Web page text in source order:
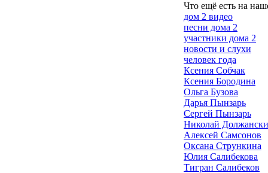
Что ещё есть на
дом 2 видео
песни дома 2
участники дома 2
новости и слухи
человек года
Ксения Собчак
Ксения Бородина
Ольга Бузова
Дарья Пынзарь
Сергей Пынзарь
Николай
Алексей Самсонов
Оксана Стрункина
Юлия Салибекова
Тигран Салибеков